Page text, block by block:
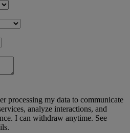
processing my data to communicate
analyze interactions, and
I can withdraw anytime. See